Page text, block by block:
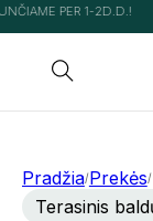
PER 1-2D.D.!
Pradžia/Prekės/
Terasinis